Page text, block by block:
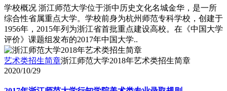
学校概况 浙江师范大学位于浙中历史文化名城金华，是一所
综合性省属重点大学。学校前身为杭州师范专科学校，创建于
1956年，2015年列为浙江省首批重点建设高校。在《中国大学
评价》课题组发布的2017年中国大学..
艺术类招生简章浙江师范大学2018年艺术类招生简章
2020/10/29